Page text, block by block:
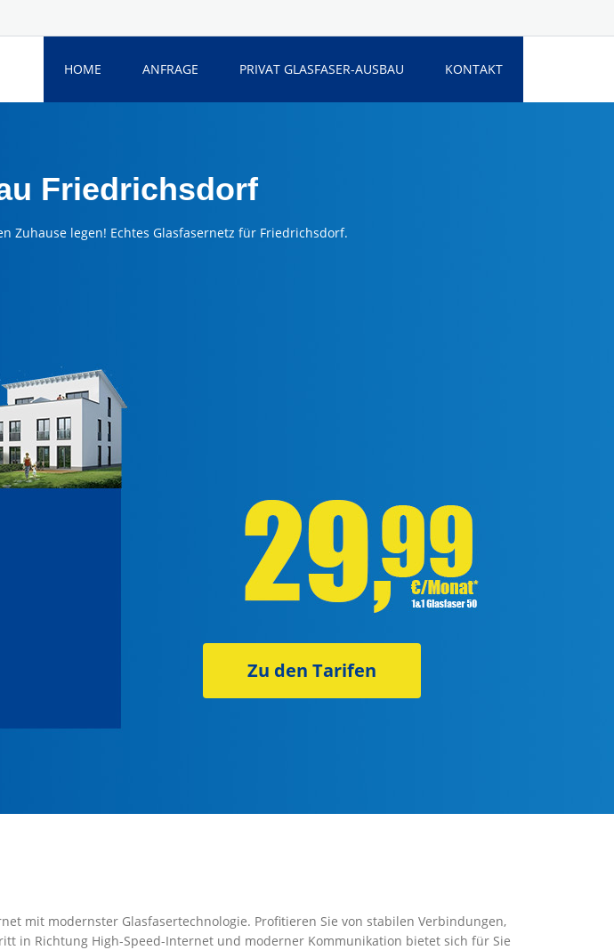
HOME ANFRAGE PRIVAT GLASFASER-AUSBAU KONTAKT
Friedrichsdorf
Zuhause legen! Echtes Glasfasernetz für Friedrichsdorf.
Zu den Tarifen
mit modernster Glasfasertechnologie. Profitieren Sie von stabilen Verbindungen,
in Richtung High-Speed-Internet und moderner Kommunikation bietet sich für Sie